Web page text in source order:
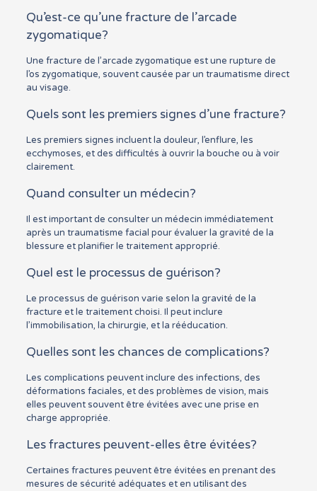
Qu’est-ce qu’une fracture de l’arcade
zygomatique?
Une fracture de l’arcade zygomatique est une rupture de
l’os zygomatique, souvent causée par un traumatisme direct
au visage.
Quels sont les premiers signes d’une fracture?
Les premiers signes incluent la douleur, l’enflure, les
ecchymoses, et des difficultés à ouvrir la bouche ou à voir
clairement.
Quand consulter un médecin?
Il est important de consulter un médecin immédiatement
après un traumatisme facial pour évaluer la gravité de la
blessure et planifier le traitement approprié.
Quel est le processus de guérison?
Le processus de guérison varie selon la gravité de la
fracture et le traitement choisi. Il peut inclure
l’immobilisation, la chirurgie, et la rééducation.
Quelles sont les chances de complications?
Les complications peuvent inclure des infections, des
déformations faciales, et des problèmes de vision, mais
elles peuvent souvent être évitées avec une prise en
charge appropriée.
Les fractures peuvent-elles être évitées?
Certaines fractures peuvent être évitées en prenant des
mesures de sécurité adéquates et en utilisant des